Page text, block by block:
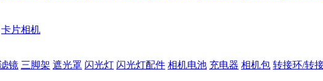
卡片相机
镜 三脚架 遮光罩 闪光灯 闪光灯配件 相机电池 充电器 相机包 转接环/转